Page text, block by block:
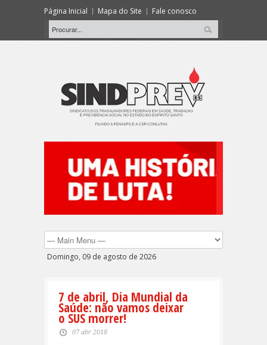
Página Inicial Mapa do Site Fale conosco
Domingo, 09 de agosto de 2026
7 de abril, Dia Mundial da
Saúde: não vamos deixar
o SUS morrer!
07 abr 2018